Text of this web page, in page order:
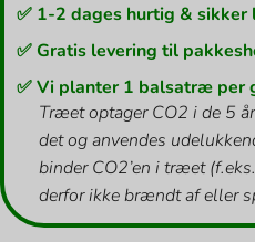
✅ 1-2 dages hurtig & sikker
✅ Gratis levering til
✅ Vi planter 1 balsatræ per
Træet optager CO2 i de 5
det og anvendes
binder CO2’en i træet
derfor ikke brændt af eller